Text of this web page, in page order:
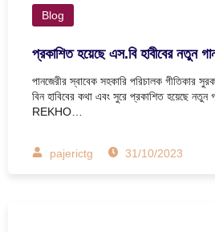
Blog
প্রকাশিত হয়েছে এস.বি হাবীবের নতুন
পানজেরীর স্বাবেক সহকারি পরিচালক গীতিকার
বিন হাবিবের কথা এবং সুরে প্রকাশিত হয়েছে
REKHO…
pajerictg 31/10/2023